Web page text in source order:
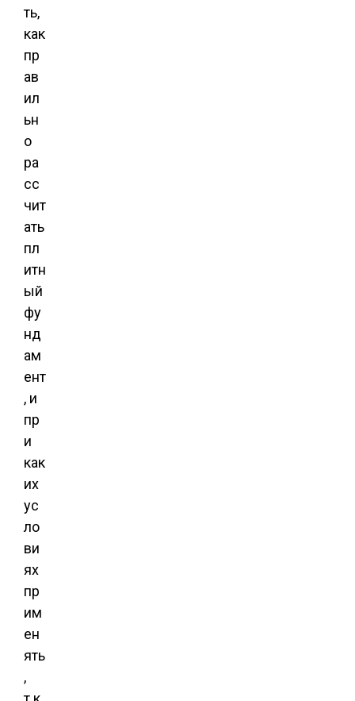
ть,
как
пр
ав
ил
ьн
о
ра
сс
чит
ать
пл
итн
ый
фу
нд
ам
ент
, и
пр
и
как
их
ус
ло
ви
ях
пр
им
ен
ять
,